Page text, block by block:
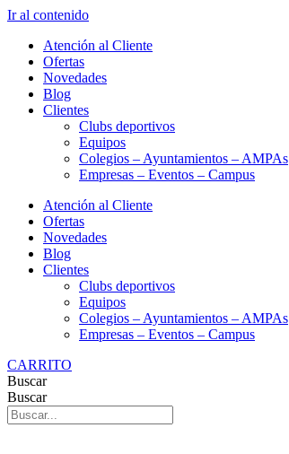
Ir al contenido
Atención al Cliente
Ofertas
Novedades
Blog
Clientes
Clubs deportivos
Equipos
Colegios – Ayuntamientos – AMPAs
Empresas – Eventos – Campus
Atención al Cliente
Ofertas
Novedades
Blog
Clientes
Clubs deportivos
Equipos
Colegios – Ayuntamientos – AMPAs
Empresas – Eventos – Campus
CARRITO
Buscar
Buscar